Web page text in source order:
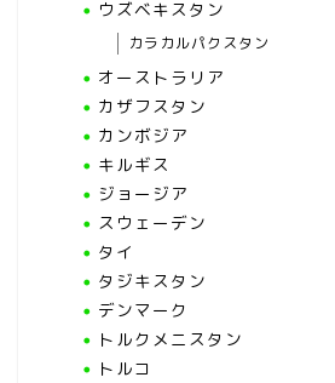
ウズベキスタン
カラカルパクスタン
オーストラリア
カザフスタン
カンボジア
キルギス
ジョージア
スウェーデン
タイ
タジキスタン
デンマーク
トルクメニスタン
トルコ